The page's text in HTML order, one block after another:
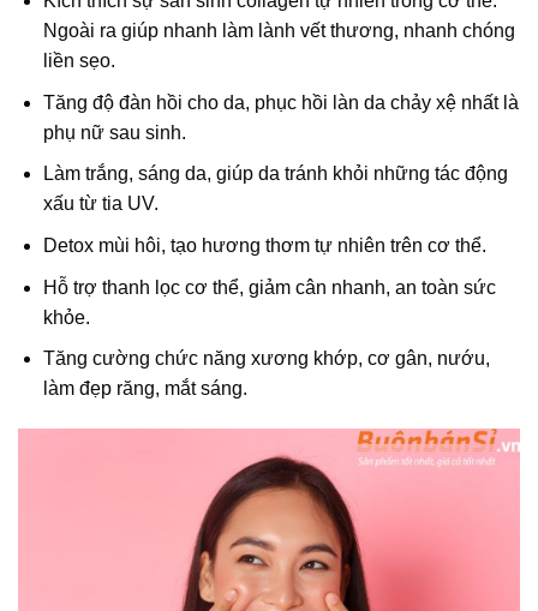
Ngoài ra giúp nhanh làm lành vết thương, nhanh chóng
liền sẹo.
Tăng độ đàn hồi cho da, phục hồi làn da chảy xệ nhất là
phụ nữ sau sinh.
Làm trắng, sáng da, giúp da tránh khỏi những tác động
xấu từ tia UV.
Detox mùi hôi, tạo hương thơm tự nhiên trên cơ thể.
Hỗ trợ thanh lọc cơ thể, giảm cân nhanh, an toàn sức
khỏe.
Tăng cường chức năng xương khớp, cơ gân, nướu,
làm đẹp răng, mắt sáng.